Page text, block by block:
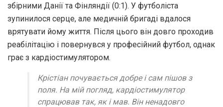
збірними Данії та Фінляндії (0:1). У футболіста
зупинилося серце, але медичній бригаді вдалося
врятувати йому життя. Після цього він довго проходив
реабілітацію і повернувся у професійний футбол, однак
грає з кардіостимулятором.
Крістіан почувається добре і сам пішов з
поля. На мій погляд, кардіостимулятор
спрацював так, як і мав. Він ненадовго